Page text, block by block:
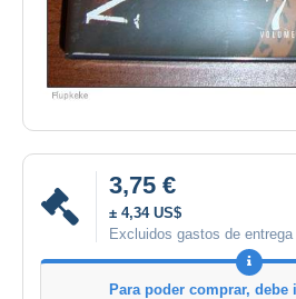
3,75 €
± 4,34 US$
Excluidos gastos de
Para poder comprar,